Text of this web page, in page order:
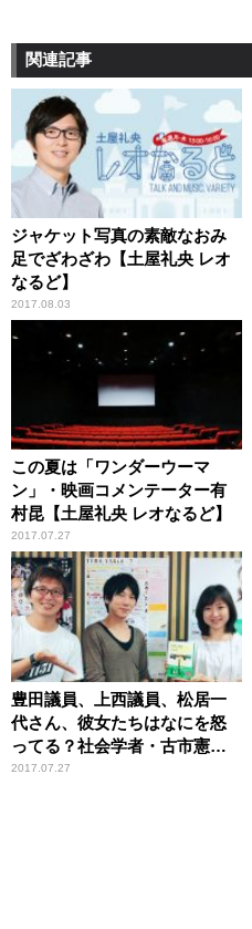
関連記事
ジャケット写真の素敵なおみ
足でざわざわ【土屋礼央 レオ
なるど】
2017.08.03
この夏は「ワンダーウーマ
ン」・映画コメンテーター有
村昆【土屋礼央 レオなるど】
2017.07.27
豊田議員、上西議員、松居一
代さん、彼女たちはなにを怒
ってる？社会学者・古市憲寿
【土屋礼央レオなるど】
2017.07.27